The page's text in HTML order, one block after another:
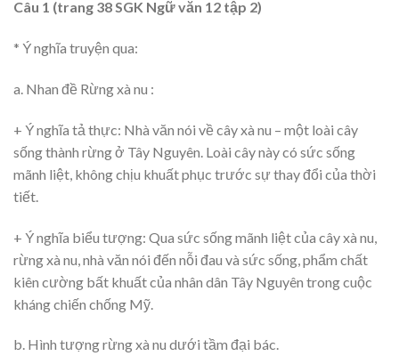
Câu 1 (trang 38 SGK Ngữ văn 12 tập 2)
* Ý nghĩa truyện qua:
a. Nhan đề Rừng xà nu :
+ Ý nghĩa tả thực: Nhà văn nói về cây xà nu – một loài cây
sống thành rừng ở Tây Nguyên. Loài cây này có sức sống
mãnh liệt, không chịu khuất phục trước sự thay đổi của thời
tiết.
+ Ý nghĩa biểu tượng: Qua sức sống mãnh liệt của cây xà nu,
rừng xà nu, nhà văn nói đến nỗi đau và sức sống, phẩm chất
kiên cường bất khuất của nhân dân Tây Nguyên trong cuộc
kháng chiến chống Mỹ.
b. Hình tượng rừng xà nu dưới tầm đại bác.